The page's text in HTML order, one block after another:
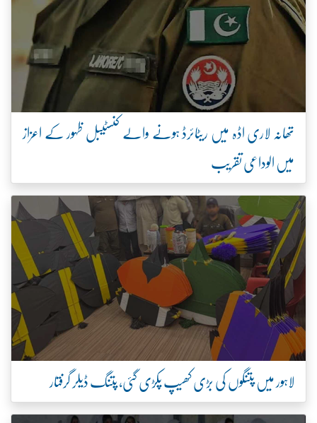
تھانہ لاری اڈہ میں ریٹائرڈ ہونے والے کنسٹیبل ظہور کے اعزاز
میں الوداعی تقریب
لاہور میں پتنگوں کی بڑی کھیپ پکڑی گئی، پتنگ ڈیلر گرفتار